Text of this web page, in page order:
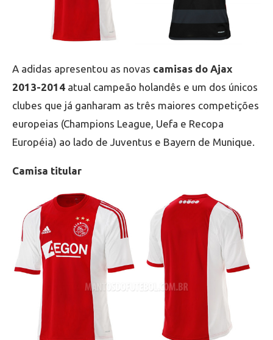
A adidas apresentou as novas camisas do Ajax
2013-2014 atual campeão holandês e um dos únicos
clubes que já ganharam as três maiores competições
europeias (Champions League, Uefa e Recopa
Européia) ao lado de Juventus e Bayern de Munique.
Camisa titular